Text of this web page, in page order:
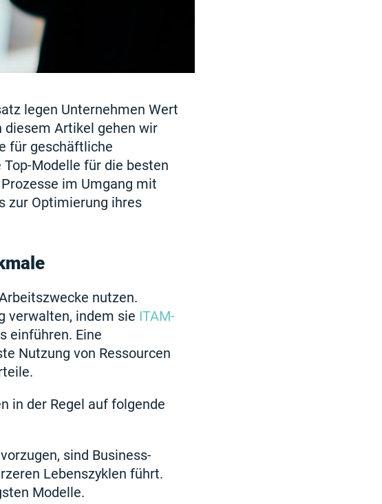
legen Unternehmen Wert
diesem Artikel gehen wir
für geschäftliche
Modelle für die besten
im Umgang mit
zur Optimierung ihres
nutzen.
verwalten, indem sie ITAM-
einführen. Eine
Nutzung von Ressourcen
in der Regel auf folgende
sind Business-
Lebenszyklen führt.
Modelle.